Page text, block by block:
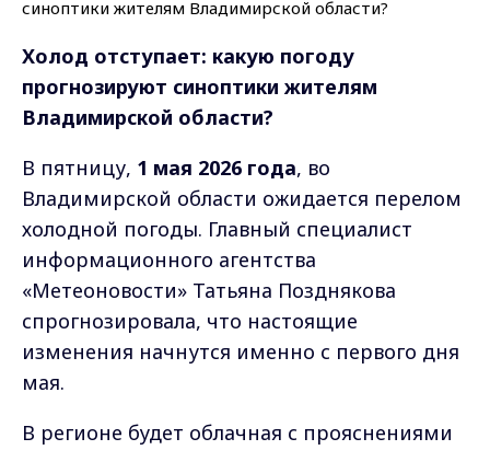
Холод отступает: какую погоду
прогнозируют синоптики жителям
Владимирской области?
В пятницу, 1 мая 2026 года, во
Владимирской области ожидается перелом
холодной погоды. Главный специалист
информационного агентства
«Метеоновости» Татьяна Позднякова
спрогнозировала, что настоящие
изменения начнутся именно с первого дня
мая.
В регионе будет облачная с прояснениями